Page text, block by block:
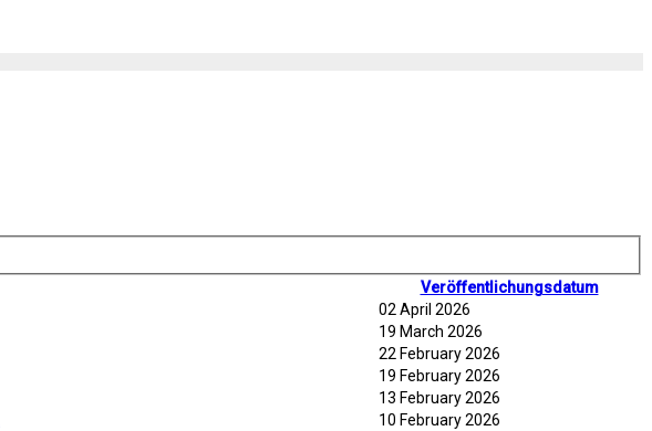
Veröffentlichungsdatum
02 April 2026
19 March 2026
22 February 2026
19 February 2026
13 February 2026
10 February 2026